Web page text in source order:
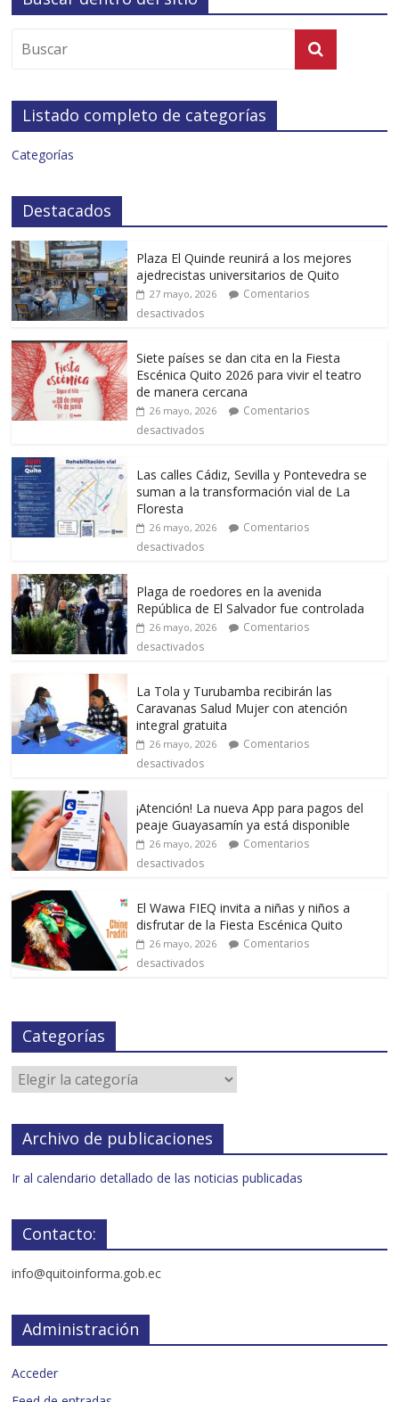
Listado completo de categorías
Categorías
Destacados
Plaza El Quinde reunirá a los mejores
ajedrecistas universitarios de Quito
27 mayo, 2026
Comentarios
desactivados
Siete países se dan cita en la Fiesta
Escénica Quito 2026 para vivir el teatro
de manera cercana
26 mayo, 2026
Comentarios
desactivados
Las calles Cádiz, Sevilla y Pontevedra se
suman a la transformación vial de La
Floresta
26 mayo, 2026
Comentarios
desactivados
Plaga de roedores en la avenida
República de El Salvador fue controlada
26 mayo, 2026
Comentarios
desactivados
La Tola y Turubamba recibirán las
Caravanas Salud Mujer con atención
integral gratuita
26 mayo, 2026
Comentarios
desactivados
¡Atención! La nueva App para pagos del
peaje Guayasamín ya está disponible
26 mayo, 2026
Comentarios
desactivados
El Wawa FIEQ invita a niñas y niños a
disfrutar de la Fiesta Escénica Quito
26 mayo, 2026
Comentarios
desactivados
Categorías
Archivo de publicaciones
Ir al calendario detallado de las noticias publicadas
Contacto:
info@quitoinforma.gob.ec
Administración
Acceder